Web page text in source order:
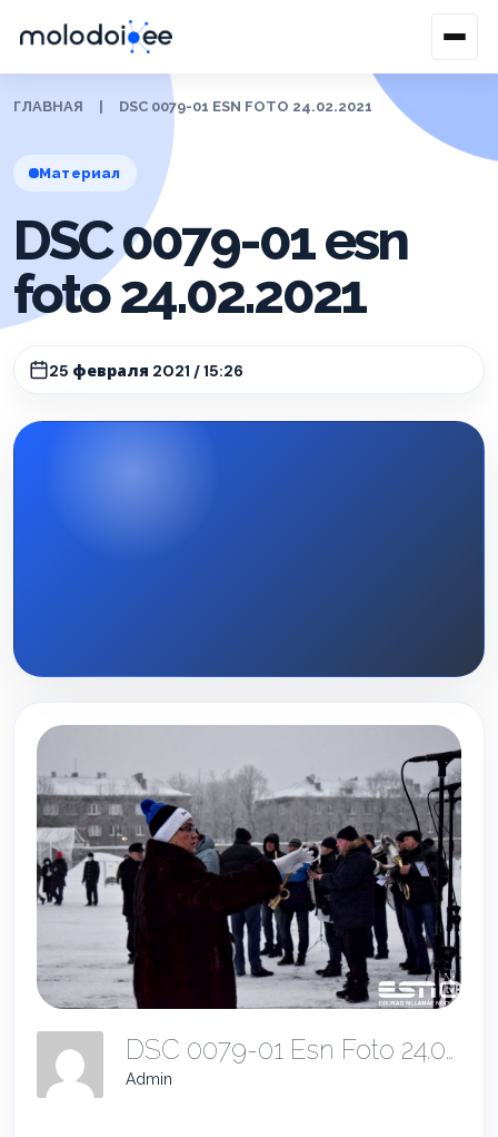
ГЛАВНАЯ DSC 0079-01 ESN FOTO 24.02.2021
Материал
DSC 0079-01 esn
foto 24.02.2021
25 февраля 2021 / 15:26
DSC 0079-01 Esn Foto 24.02.2021
Admin